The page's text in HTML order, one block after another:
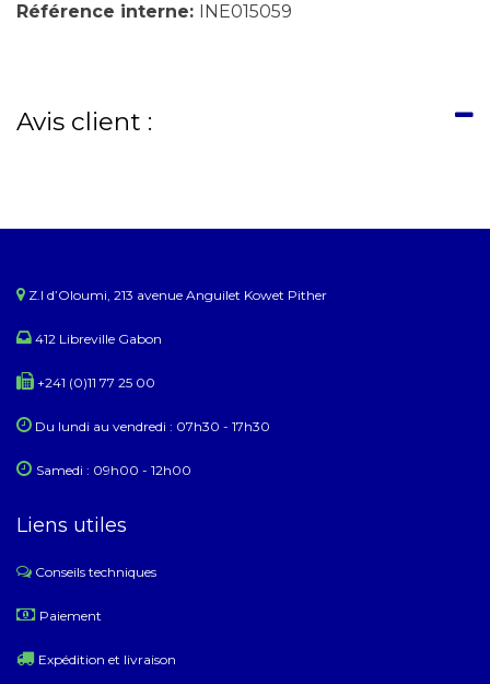
Référence interne: INE015059
Avis client :
Z.I d’Oloumi, 213 avenue Anguilet Kowet Pither​
412 Libreville Gabon
+241 (0)11 77 25 00
Du lundi au ​​vendredi : 07h30 - 17h30
Samedi : 09h00 - 12h00
Liens utiles
Conseils techniques
​ Paiement
Expédition et livraison